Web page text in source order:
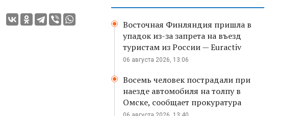
Восточная Финляндия пришла в
упадок из-за запрета на въезд
туристам из России — Euractiv
06 августа 2026, 13:06
Восемь человек пострадали при
наезде автомобиля на толпу в
Омске, сообщает прокуратура